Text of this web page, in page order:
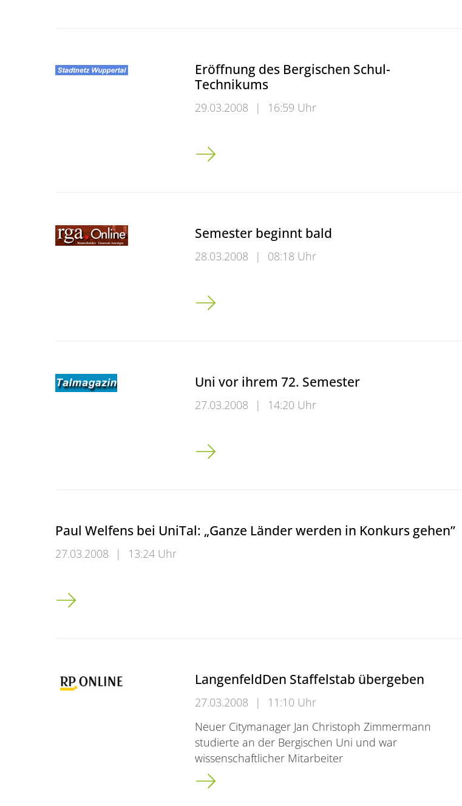
Eröffnung des Bergischen Schul-
Technikums
29.03.2008 | 16:59 Uhr
Eröffnung des Bergischen Schul-Technikums
Semester beginnt bald
28.03.2008 | 08:18 Uhr
Semester beginnt bald
Uni vor ihrem 72. Semester
27.03.2008 | 14:20 Uhr
Uni vor ihrem 72. Semester
Paul Welfens bei UniTal: „Ganze Länder werden in Konkurs gehen”
27.03.2008 | 13:24 Uhr
Paul Welfens bei UniTal: &#8222;Ganze Länder werden in Konkurs gehen&#8221;
LangenfeldDen Staffelstab übergeben
27.03.2008 |
11:10 Uhr
Neuer Citymanager Jan Christoph Zimmermann
studierte an der Bergischen Uni und war
wissenschaftlicher Mitarbeiter
Langenfeld<br />Den Staffelstab übergeben